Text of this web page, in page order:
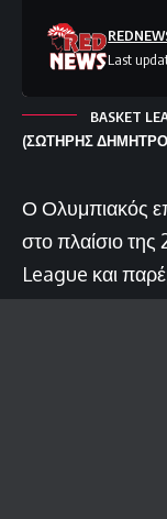
Last
BASKET
(ΣΩΤΗΡΗΣ
Ο Ολυμπιακός
στο πλαίσιο της
League και